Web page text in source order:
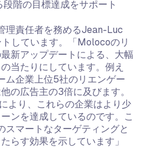
階の目標達成をサポート
理責任者を務めるJean-Luc
しています。「Molocoのリ
新アップデートによる、大幅
当たりにしています。例え
ム企業上位5社のリエンゲー
の広告主の3倍に及びます。
より、これらの企業はより少
ンを達成しているのです。こ
マートなターゲティングと
らす効果を示しています」